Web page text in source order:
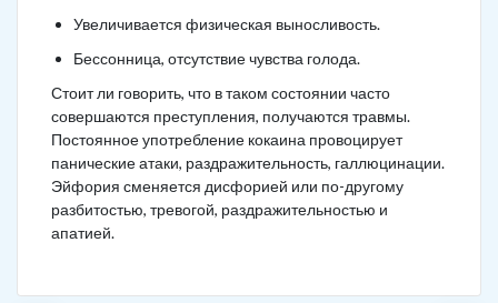
Увеличивается физическая выносливость.
Бессонница, отсутствие чувства голода.
Стоит ли говорить, что в таком состоянии часто
совершаются преступления, получаются травмы.
Постоянное употребление кокаина провоцирует
панические атаки, раздражительность, галлюцинации.
Эйфория сменяется дисфорией или по-другому
разбитостью, тревогой, раздражительностью и
апатией.